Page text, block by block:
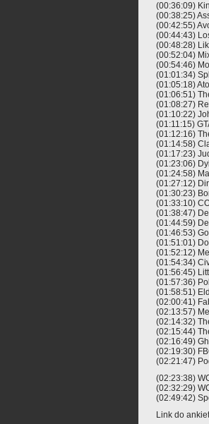
(00:36:09)
(00:38:25)
(00:42:55)
(00:44:43)
(00:48:28)
(00:52:04)
(00:54:46)
(01:01:34)
(01:05:18)
(01:06:51)
(01:08:27)
(01:10:22)
(01:11:15)
(01:12:16)
(01:14:58)
(01:17:23)
(01:23:06)
(01:24:58)
(01:27:12)
(01:30:23)
(01:33:10)
(01:38:47)
(01:44:59)
(01:46:53)
(01:51:01)
(01:52:12)
(01:54:34)
(01:56:45)
(01:57:36)
(01:58:51)
(02:00:41)
(02:13:57)
(02:14:32)
(02:15:44)
(02:16:49)
(02:19:30)
(02:21:47)
(02:23:38)
(02:32:29)
(02:49:42)
Link do